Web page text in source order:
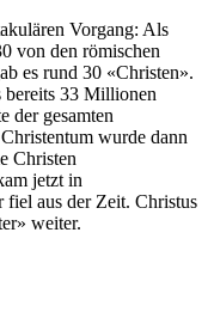
Vorgang: Als
von den römischen
es rund 30 «Christen».
bereits 33 Millionen
der gesamten
wurde dann
Christen
jetzt in
aus der Zeit. Christus
weiter.